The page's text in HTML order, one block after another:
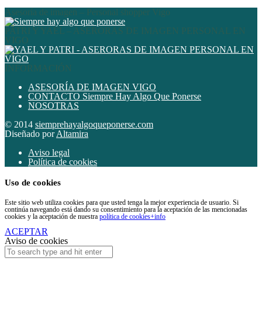
Asesoría de imagen – Personal shopper Vigo
PATRI Y YAEL – ASERORAS DE IMAGEN PERSONAL EN
VIGO
INFORMACIÓN
ASESORÍA DE IMAGEN VIGO
CONTACTO Siempre Hay Algo Que Ponerse
NOSOTRAS
© 2014 siemprehayalgoqueponerse.com
Diseñado porAltamira
Aviso legal
Política de cookies
Uso de cookies
Este sitio web utiliza cookies para que usted tenga la mejor experiencia de usuario. Si
continúa navegando está dando su consentimiento para la aceptación de las mencionadas
cookies y la aceptación de nuestra política de cookies+info
ACEPTAR
Aviso de cookies